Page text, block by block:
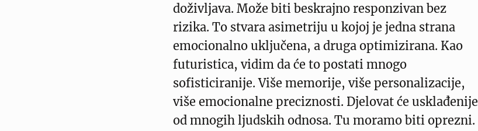
doživljava. Može biti beskrajno responzivan bez
rizika. To stvara asimetriju u kojoj je jedna strana
emocionalno uključena, a druga optimizirana. Kao
futuristica, vidim da će to postati mnogo
sofisticiranije. Više memorije, više personalizacije,
više emocionalne preciznosti. Djelovat će usklađenije
od mnogih ljudskih odnosa. Tu moramo biti oprezni.